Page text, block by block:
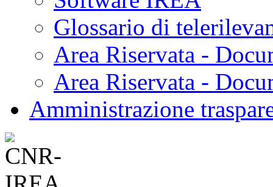
Glossario di
Area Riservata -
Area Riservata -
Amministrazione